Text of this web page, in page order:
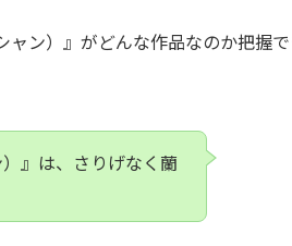
ン）』がどんな作品なのか把握
』は、さりげなく蘭